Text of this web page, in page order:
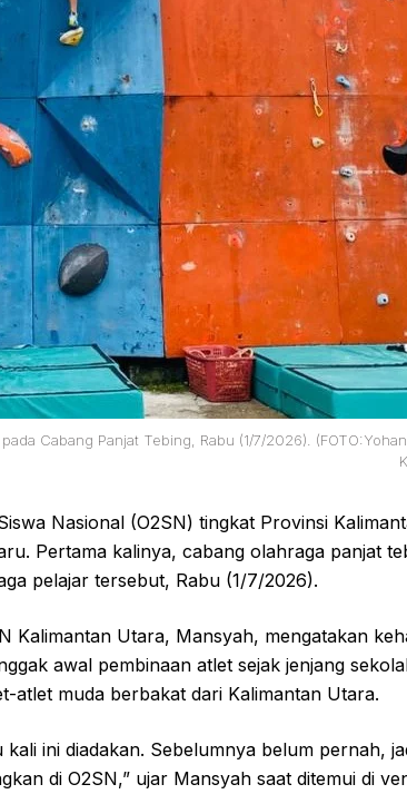
Cabang Panjat Tebing, Rabu (1/7/2026).
Nasional (O2SN) tingkat Provinsi
Pertama kalinya, cabang olahraga panjat
pelajar tersebut, Rabu (1/7/2026).
Kalimantan Utara, Mansyah, mengatakan
awal pembinaan atlet sejak jenjang
atlet muda berbakat dari Kalimantan Utara.
ini diadakan. Sebelumnya belum pernah,
di O2SN,” ujar Mansyah saat ditemui di